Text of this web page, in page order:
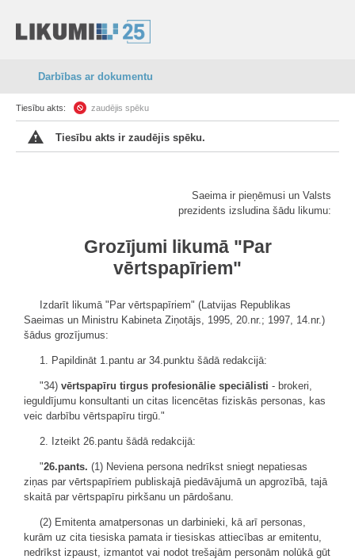
Darbības ar dokumentu
Tiesību akts: zaudējis spēku
Tiesību akts ir zaudējis spēku.
Saeima ir pieņēmusi un Valsts
prezidents izsludina šādu likumu:
Grozījumi likumā "Par
vērtspapīriem"
Izdarīt likumā "Par vērtspapīriem" (Latvijas Republikas
Saeimas un Ministru Kabineta Ziņotājs, 1995, 20.nr.; 1997, 14.nr.)
šādus grozījumus:
1. Papildināt 1.pantu ar 34.punktu šādā redakcijā:
"34) vērtspapīru tirgus profesionālie speciālisti - brokeri,
ieguldījumu konsultanti un citas licencētas fiziskās personas, kas
veic darbību vērtspapīru tirgū."
2. Izteikt 26.pantu šādā redakcijā:
"26.pants. (1) Neviena persona nedrīkst sniegt nepatiesas
ziņas par vērtspapīriem publiskajā piedāvājumā un apgrozībā, tajā
skaitā par vērtspapīru pirkšanu un pārdošanu.
(2) Emitenta amatpersonas un darbinieki, kā arī personas,
kurām uz cita tiesiska pamata ir tiesiskas attiecības ar emitentu,
nedrīkst izpaust, izmantot vai nodot trešajām personām nolūkā gūt